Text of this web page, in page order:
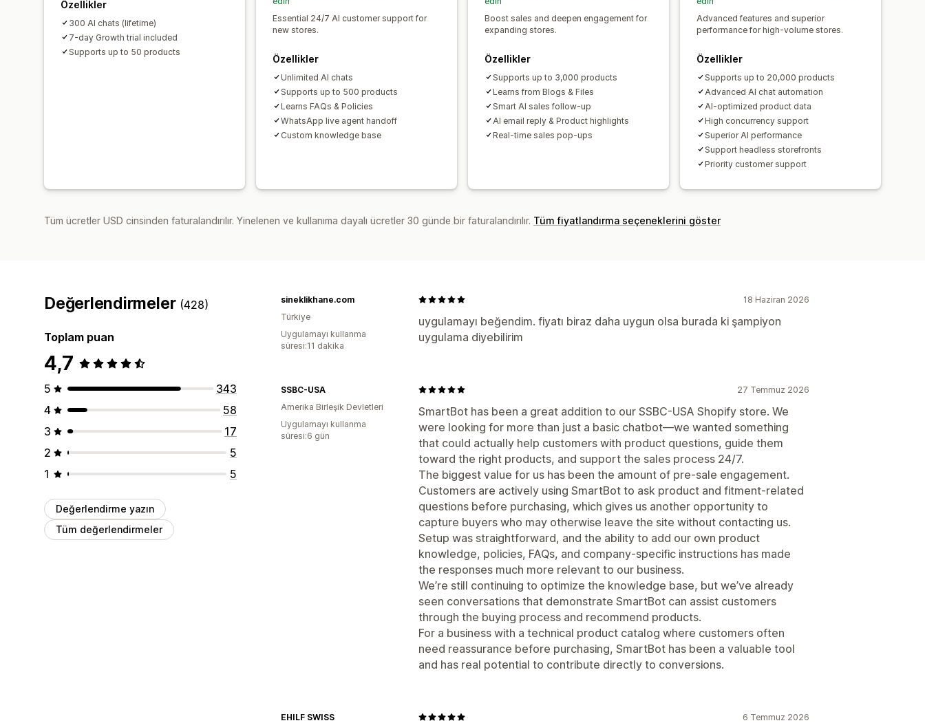
Özellikler
300 AI chats (lifetime)
7-day Growth trial included
Supports up to 50 products
Essential 24/7 AI customer support for
new stores.
Özellikler
Unlimited AI chats
Supports up to 500 products
Learns FAQs & Policies
WhatsApp live agent handoff
Custom knowledge base
Boost sales and deepen engagement for
expanding stores.
Özellikler
Supports up to 3,000 products
Learns from Blogs & Files
Smart AI sales follow-up
AI email reply & Product highlights
Real-time sales pop-ups
Advanced features and superior
performance for high-volume stores.
Özellikler
Supports up to 20,000 products
Advanced AI chat automation
AI-optimized product data
High concurrency support
Superior AI performance
Support headless storefronts
Priority customer support
Tüm ücretler USD cinsinden faturalandırılır. Yinelenen ve kullanıma dayalı ücretler 30 günde bir faturalandırılır. Tüm fiyatlandırma seçeneklerini göster
Değerlendirmeler (428)
Toplam puan
4,7
5
343
4
58
3
17
2
5
1
5
Değerlendirme yazın
Tüm değerlendirmeler
18 Haziran 2026
uygulamayı beğendim. fiyatı biraz daha uygun olsa burada ki şampiyon
uygulama diyebilirim
sineklikhane.com
Türkiye
Uygulamayı kullanma
süresi:11 dakika
27 Temmuz 2026
SmartBot has been a great addition to our SSBC-USA Shopify store. We
were looking for more than just a basic chatbot—we wanted something
that could actually help customers with product questions, guide them
toward the right products, and support the sales process 24/7.
The biggest value for us has been the amount of pre-sale engagement.
Customers are actively using SmartBot to ask product and fitment-related
questions before purchasing, which gives us another opportunity to
capture buyers who may otherwise leave the site without contacting us.
Setup was straightforward, and the ability to add our own product
knowledge, policies, FAQs, and company-specific instructions has made
the responses much more relevant to our business.
We’re still continuing to optimize the knowledge base, but we’ve already
seen conversations that demonstrate SmartBot can assist customers
through the buying process and recommend products.
For a business with a technical product catalog where customers often
need reassurance before purchasing, SmartBot has been a valuable tool
and has real potential to contribute directly to conversions.
SSBC-USA
Amerika Birleşik Devletleri
Uygulamayı kullanma
süresi:6 gün
6 Temmuz 2026
EHILF SWISS